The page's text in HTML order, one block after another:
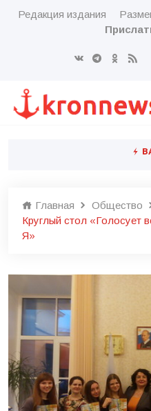
Редакция издания
Главная
Общество
Круглый стол «Голосует
Я»